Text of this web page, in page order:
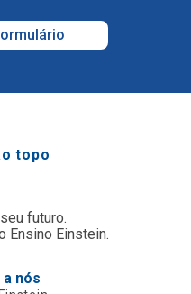
topo
futuro.
Ensino Einstein.
nós